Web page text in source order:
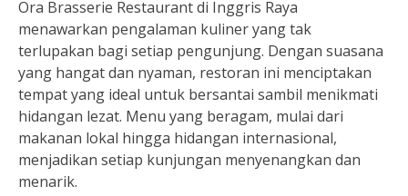
Ora Brasserie Restaurant di Inggris Raya
menawarkan pengalaman kuliner yang tak
terlupakan bagi setiap pengunjung. Dengan suasana
yang hangat dan nyaman, restoran ini menciptakan
tempat yang ideal untuk bersantai sambil menikmati
hidangan lezat. Menu yang beragam, mulai dari
makanan lokal hingga hidangan internasional,
menjadikan setiap kunjungan menyenangkan dan
menarik.